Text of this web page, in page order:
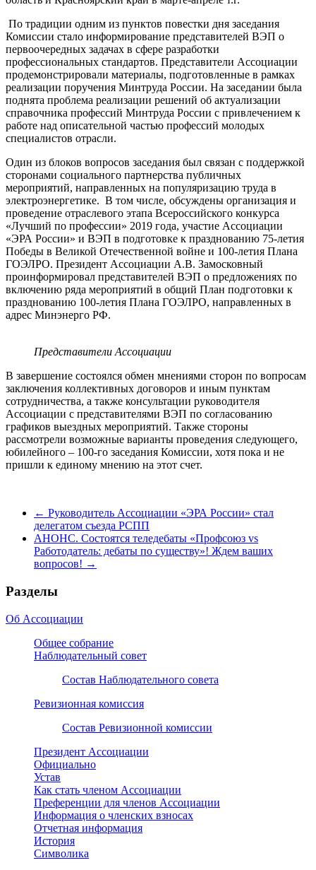
По традиции одним из пунктов повестки дня заседания
Комиссии стало информирование представителей ВЭП о
первоочередных задачах в сфере разработки
профессиональных стандартов. Представители Ассоциации
продемонстрировали материалы, подготовленные в рамках
реализации поручения Минтруда России. На заседании была
поднята проблема реализации решений об актуализации
справочника профессий Минтруда России с привлечением к
работе над описательной частью профессий молодых
специалистов отрасли.
Один из блоков вопросов заседания был связан с поддержкой
сторонами социального партнерства публичных
мероприятий, направленных на популяризацию труда в
электроэнергетике. В том числе, обсуждены организация и
проведение отраслевого этапа Всероссийского конкурса
«Лучший по профессии» 2019 года, участие Ассоциации
«ЭРА России» и ВЭП в подготовке к празднованию 75-летия
Победы в Великой Отечественной войне и 100-летия Плана
ГОЭЛРО. Президент Ассоциации А.В. Замосковный
проинформировал представителей ВЭП о предложениях по
включению ряда мероприятий в общий План подготовки к
празднованию 100-летия Плана ГОЭЛРО, направленных в
адрес Минэнерго РФ.
Представители Ассоциации
В завершение состоялся обмен мнениями сторон по вопросам
заключения коллективных договоров и иным пунктам
сотрудничества, а также консультации руководителя
Ассоциации с представителями ВЭП по согласованию
графиков выездных мероприятий. Также стороны
рассмотрели возможные варианты проведения следующего,
юбилейного – 100-го заседания Комиссии, хотя пока и не
пришли к единому мнению на этот счет.
← Руководитель Ассоциации «ЭРА России» стал
делегатом съезда РСПП
АНОНС. Состоятся теледебаты «Профсоюз vs
Работодатель: дебаты по существу»! Ждем ваших
вопросов! →
Разделы
Об Ассоциации
Общее собрание
Наблюдательный совет
Состав Наблюдательного совета
Ревизионная комиссия
Состав Ревизионной комиссии
Президент Ассоциации
Официально
Устав
Как стать членом Ассоциации
Преференции для членов Ассоциации
Информация о членских взносах
Отчетная информация
История
Символика